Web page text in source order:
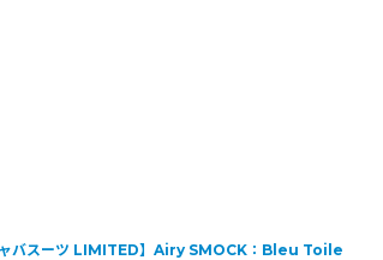
ャバスーツ LIMITED】Airy SMOCK：Bleu Toile